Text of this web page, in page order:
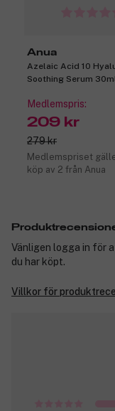
Anua
Azelaic Acid 10
Soothing Serum
Medlemspris:
209 kr
279 kr
Medlemspriset
köp av 2 från Anua
Vänligen logga in för
du har köpt.
Villkor för